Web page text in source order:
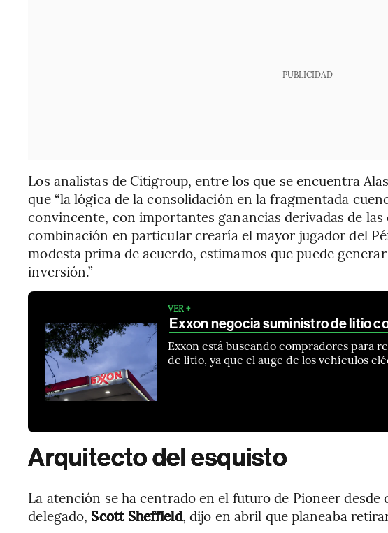
PUBLICIDAD
Los analistas de Citigroup, entre los que se encuentra
que “la lógica de la consolidación en la fragmentada
convincente, con importantes ganancias derivadas de las
combinación en particular crearía el mayor jugador del
modesta prima de acuerdo, estimamos que puede
inversión.”
VER +
Exxon negocia suministro de litio
Exxon está buscando compradores para
de litio, ya que el auge de los vehículos
Arquitecto del esquisto
La atención se ha centrado en el futuro de Pioneer desde
delegado, Scott Sheffield, dijo en abril que planeaba